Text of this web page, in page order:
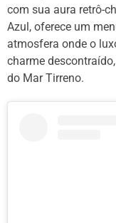
com sua aura retrô-
Azul, oferece um
atmosfera onde o
charme
do Mar Tirreno.